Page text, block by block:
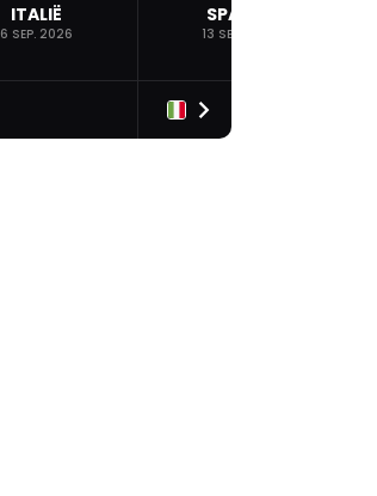
ITALIË
6 SEP. 2026
SPANJE
13 SEP. 2026